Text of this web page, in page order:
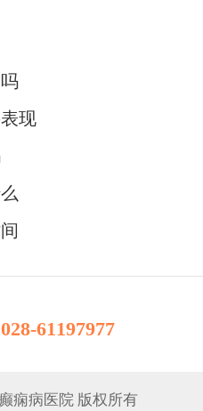
现
028-61197977
痫病医院 版权所有